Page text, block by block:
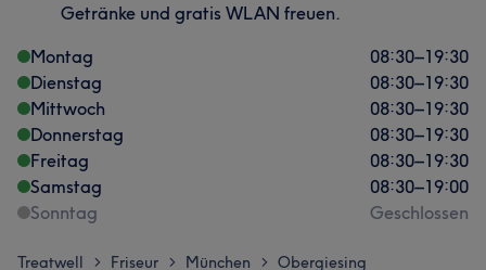
Getränke und gratis WLAN freuen.
Montag
08:30–19:30
Dienstag
08:30–19:30
Mittwoch
08:30–19:30
Donnerstag
08:30–19:30
Freitag
08:30–19:30
Samstag
08:30–19:00
Sonntag
Geschlossen
Treatwell > Friseur > München > Obergiesing